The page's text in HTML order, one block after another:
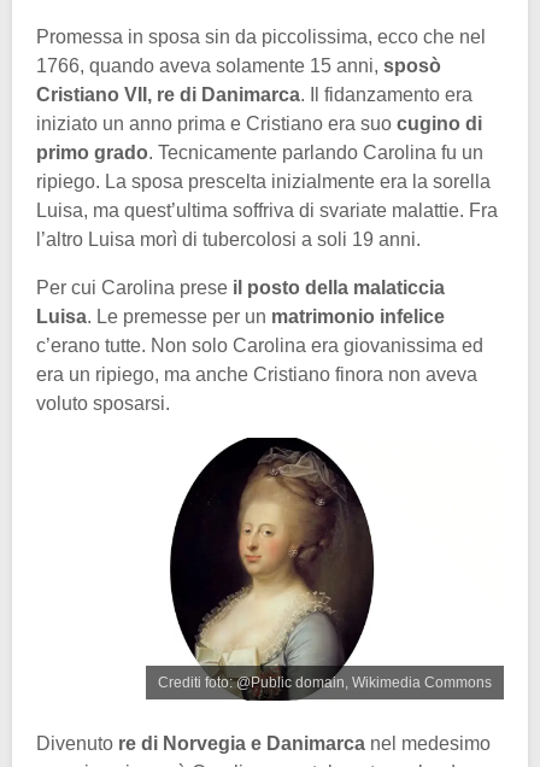
Promessa in sposa sin da piccolissima, ecco che nel
1766, quando aveva solamente 15 anni, sposò
Cristiano VII, re di Danimarca. Il fidanzamento era
iniziato un anno prima e Cristiano era suo cugino di
primo grado. Tecnicamente parlando Carolina fu un
ripiego. La sposa prescelta inizialmente era la sorella
Luisa, ma quest’ultima soffriva di svariate malattie. Fra
l’altro Luisa morì di tubercolosi a soli 19 anni.
Per cui Carolina prese il posto della malaticcia
Luisa. Le premesse per un matrimonio infelice
c’erano tutte. Non solo Carolina era giovanissima ed
era un ripiego, ma anche Cristiano finora non aveva
voluto sposarsi.
Crediti foto: @Public domain, Wikimedia Commons
Divenuto re di Norvegia e Danimarca nel medesimo